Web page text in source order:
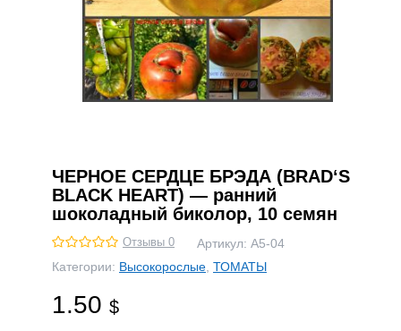
ЧЕРНОЕ СЕРДЦЕ БРЭДА (BRAD‘S
BLACK HEART) — ранний
шоколадный биколор, 10 семян
Отзывы 0 Артикул: А5-04
Категории: Высокорослые ТОМАТЫ
1.50 $